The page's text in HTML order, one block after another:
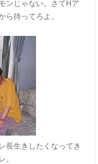
ンじゃない。さてHア
ら待ってろよ。
長生きしたくなってき
。